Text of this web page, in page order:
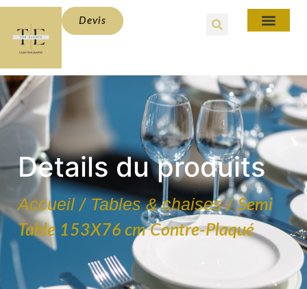
Devis
Details du produits
Accueil / Tables & chaises/ Semi
Table 153X76 cm Contre-Plaqué